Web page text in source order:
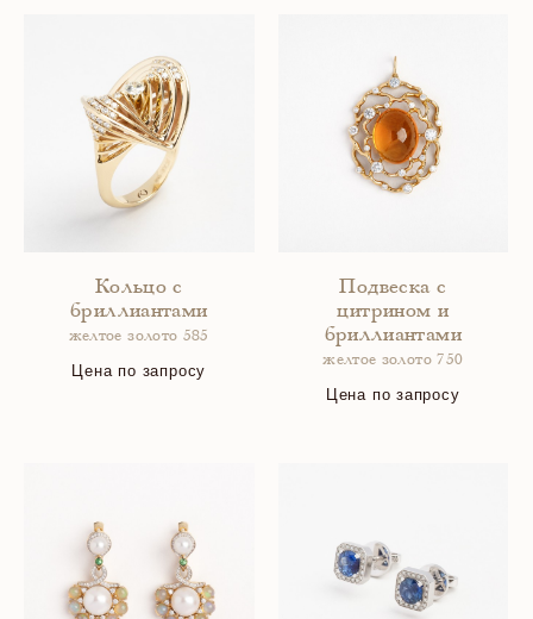
Кольцо с
бриллиантами
желтое золото 585
Цена по запросу
Подвеска с
цитрином и
бриллиантами
желтое золото 750
Цена по запросу